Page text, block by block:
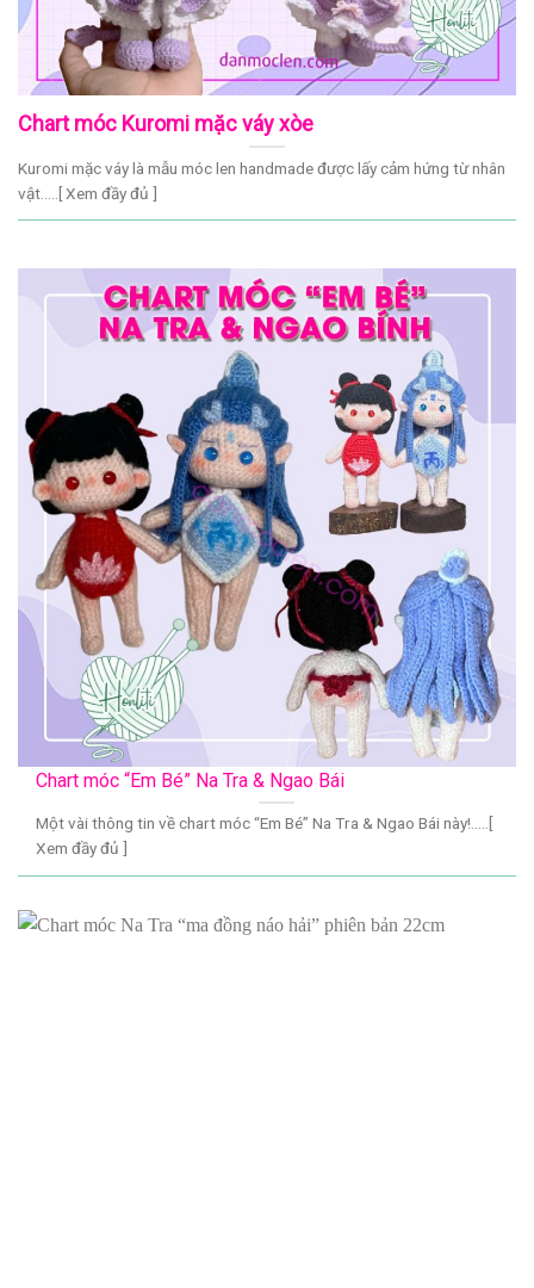
Chart móc Kuromi mặc váy xòe
Kuromi mặc váy là mẫu móc len handmade được lấy cảm hứng từ nhân
vật.....[ Xem đầy đủ ]
Chart móc “Em Bé” Na Tra & Ngao Bái
Một vài thông tin về chart móc “Em Bé” Na Tra & Ngao Bái này!.....[
Xem đầy đủ ]